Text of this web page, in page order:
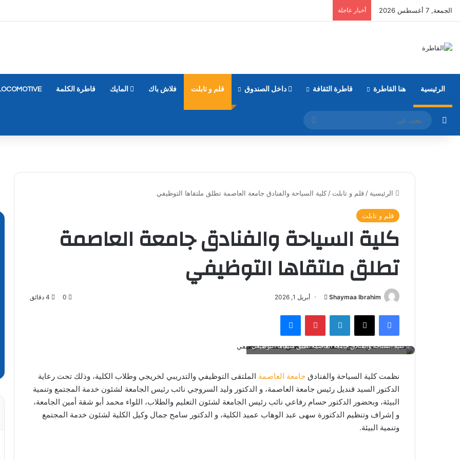
الجمعة, 7 أغسطس 2026 أخبار عاجلة
الرئيسية هنا القاطرة قاطرة الثقافة داخل الصندوق قلم و تابلت فلاش باك المايك قاطرة الكلمة
مقال عشوائي
بحث
عن
الرئيسية / قلم و تابلت / كلية السياحة والفنادق جامعة العاصمة تطلق ملتقاها التوظيفي
قلم و تابلت
كلية السياحة والفنادق جامعة العاصمة
تطلق ملتقاها التوظيفي
Shaymaa Ibrahim
أرسل
إلكترونيا
أبريل 1, 2026 0
فيسبوك ‫X لينكدإن بينتيريستماسنجر
كلية السياحة والفنادق جامعة العاصمة تطلق ملتقاها التوظيفي
نظمت كلية السياحة والفنادق جامعة العاصمة الملتقى التوظيفي والتدريبي لخريجي وطلاب الكلية، وذلك تحت رعاية
الدكتور السيد قنديل رئيس جامعة العاصمة، و الدكتور وليد السروجي نائب رئيس الجامعة لشئون خدمة المجتمع وتنمية
البيئة، وبحضور الدكتور حسام رفاعي نائب رئيس الجامعة لشئون التعليم والطلاب، اللواء محمد أبو شقة أمين الجامعة،
و إشراف وتنظيم الدكتورة سهى عبد الوهاب عميد الكلية، و الدكتور سامح جمال وكيل الكلية لشئون خدمة المجتمع
وتنمية البيئة.